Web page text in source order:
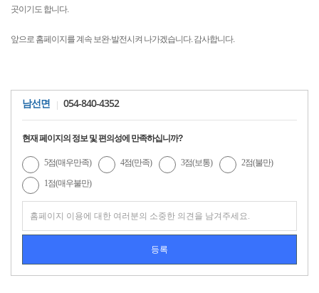
곳이기도 합니다.
앞으로 홈페이지를 계속 보완·발전시켜 나가겠습니다. 감사합니다.
남선면 054-840-4352
현재 페이지의 정보 및 편의성에 만족하십니까?
5점(매우만족) 4점(만족) 3점(보통) 2점(불만)
1점(매우불만)